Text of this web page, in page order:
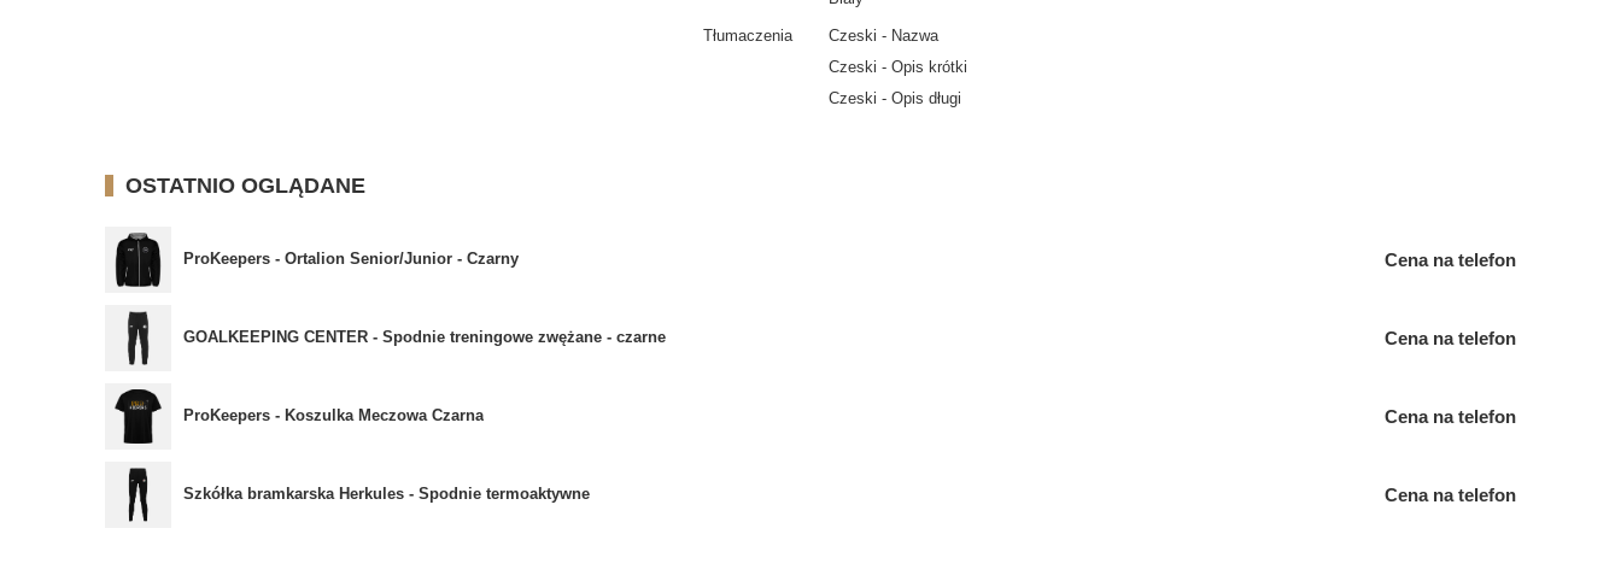
Tłumaczenia
Czeski - Nazwa
Czeski - Opis krótki
Czeski - Opis długi
OSTATNIO OGLĄDANE
ProKeepers - Ortalion Senior/Junior - Czarny Cena na telefon
GOALKEEPING CENTER - Spodnie treningowe zwężane - czarne Cena na telefon
ProKeepers - Koszulka Meczowa Czarna Cena na telefon
Szkółka bramkarska Herkules - Spodnie termoaktywne Cena na telefon